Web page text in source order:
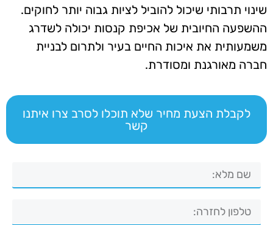
שינוי תרבותי שיכול להוביל לציות גבוה יותר לחוקים.
ההשפעה החיובית של אכיפת קנסות יכולה לשדרג
משמעותית את איכות החיים בעיר ולתרום לבניית
חברה מאורגנת ומסודרת.
לקבלת הצעת מחיר שלא תוכלו לסרב צרו איתנו
קשר